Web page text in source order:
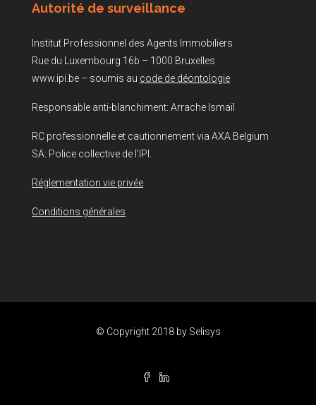
Autorité de surveillance
Institut Professionnel des Agents Immobiliers
Rue du Luxembourg 16b – 1000 Bruxelles
www.ipi.be – soumis au code de déontologie
Responsable anti-blanchiment: Arrache Ismaïl
RC professionnelle et cautionnement via AXA Belgium
SA: Police collective de l’IPI.
Réglementation vie privée
Conditions générales
© Copyright 2018 by Selisys